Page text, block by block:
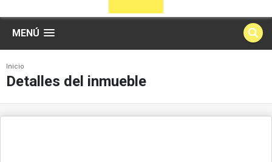
MENÚ
Inicio
Detalles del inmueble